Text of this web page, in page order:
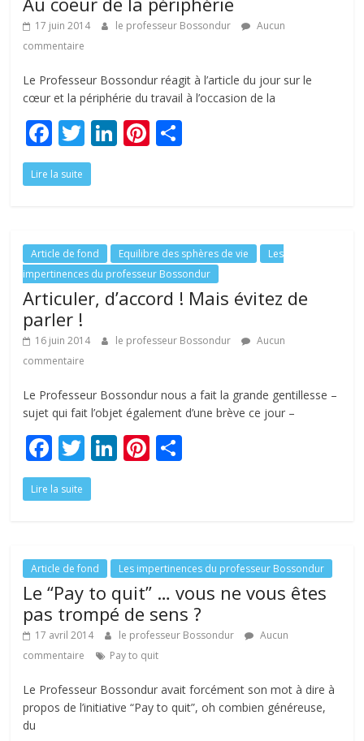
k
17 juin 2014 le professeur Bossondur
Aucun
commentaire
Le Professeur Bossondur réagit à l’article du jour sur le
cœur et la périphérie du travail à l’occasion de la
F
ac
e
o
o
k
T
w
itt
Li
dI
n
Pi
st er
Lire la suite
Article de fond Equilibre des sphères de vie
Les
impertinences du professeur Bossondur
Articuler, d’accord ! Mais évitez de
parler !
16 juin 2014 le professeur Bossondur
Aucun
commentaire
Le Professeur Bossondur nous a fait la grande gentillesse –
sujet qui fait l’objet également d’une brève ce jour –
F
ac
e
o
o
k
T
w
itt
Li
dI
n
Pi
st er
Lire la suite
Article de fond Les impertinences du professeur Bossondur
Le “Pay to quit” … vous ne vous êtes
pas trompé de sens ?
17 avril 2014 le professeur Bossondur
Aucun
commentaire
Pay to quit
Le Professeur Bossondur avait forcément son mot à dire à
propos de l’initiative “Pay to quit”, oh combien généreuse,
du